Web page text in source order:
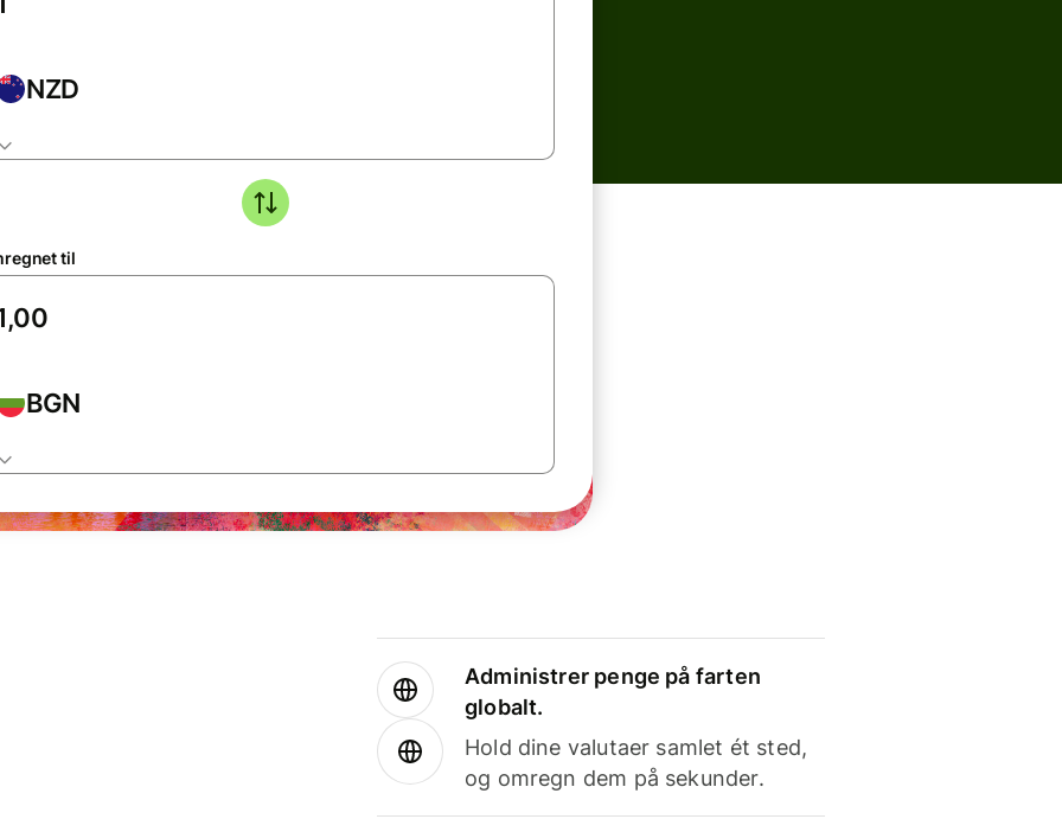
NZD
til
BGN
Administrer penge på farten
globalt.
Hold dine valutaer samlet ét sted,
og omregn dem på sekunder.